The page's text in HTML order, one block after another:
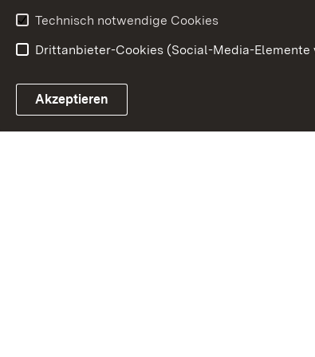
Link zum Landesportal
Technisch notwendige Cookies
Drittanbieter-Cookies (Social-Media-
Akzeptieren